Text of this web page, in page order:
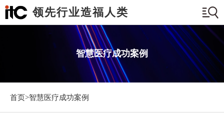
领先行业造福人类
智慧医疗成功案例
首页>智慧医疗成功案例